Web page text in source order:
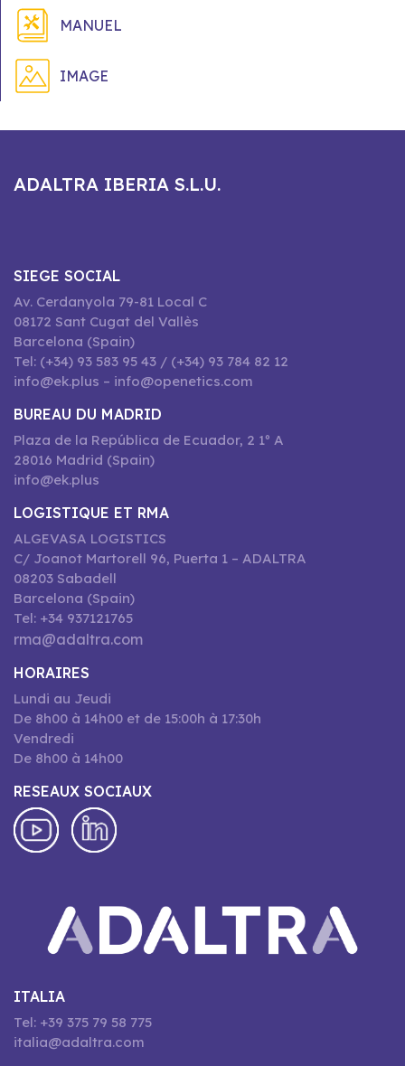
MANUEL
IMAGE
ADALTRA IBERIA S.L.U.
SIEGE SOCIAL
Av. Cerdanyola 79-81 Local C
08172 Sant Cugat del Vallès
Barcelona (Spain)
Tel: (+34) 93 583 95 43 / (+34) 93 784 82 12
info@ek.plus – info@openetics.com
BUREAU DU MADRID
Plaza de la República de Ecuador, 2 1º A
28016 Madrid (Spain)
info@ek.plus
LOGISTIQUE ET RMA
ALGEVASA LOGISTICS
C/ Joanot Martorell 96, Puerta 1 – ADALTRA
08203 Sabadell
Barcelona (Spain)
Tel: +34 937121765
rma@adaltra.com
HORAIRES
Lundi au Jeudi
De 8h00 à 14h00 et de 15:00h à 17:30h
Vendredi
De 8h00 à 14h00
RESEAUX SOCIAUX
ITALIA
Tel: +39 375 79 58 775
italia@adaltra.com